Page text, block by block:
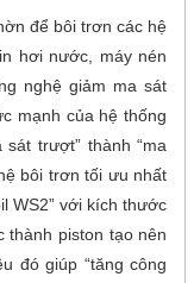
để bôi trơn các hệ
hơi nước, máy nén
nghệ giảm ma sát
mạnh của hệ thống
trượt” thành “ma
bôi trơn tối ưu nhất
WS2” với kích thước
thành piston tạo nên
đó giúp “tăng công